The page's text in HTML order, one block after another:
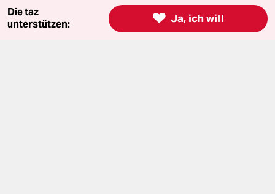
© 2026 taz Verlags und Vertriebs GmbH
 Ja, ich will
Die taz
unterstützen: